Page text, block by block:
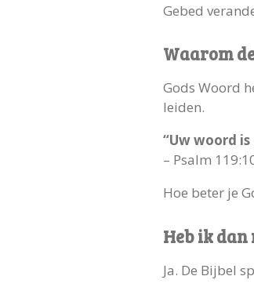
Gebed
Waarom
Gods Woord
leiden.
“Uw woord
– Psalm
Hoe beter je
Heb ik dan
Ja. De Bijbel